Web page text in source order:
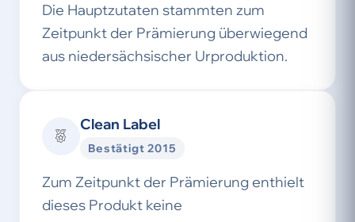
Die Hauptzutaten stammten zum
Zeitpunkt der Prämierung überwiegend
aus niedersächsischer Urproduktion.
Clean Label
Bestätigt 2015
Zum Zeitpunkt der Prämierung enthielt
dieses Produkt keine